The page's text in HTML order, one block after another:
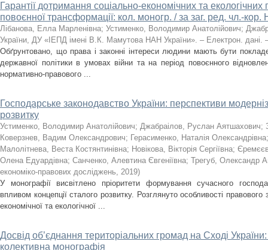
Гарантії дотримання соціально-економічних та
повоєнної трансформації: кол. моногр. / за заг. ред. чл.-
Лібанова, Елла Марленівна; Устименко, Володимир Анатолійович;
України, ДУ «ІЕПД імені В.К. Мамутова НАН України». – Електрон. дані.
Обґрунтовано, що права і законні інтереси людини мають бути
державної політики в умовах війни та на період повоєнного
нормативно-правового ...
Господарське законодавство України: перспективи
розвитку
Устименко, Володимир Анатолійович; Джабраілов, Руслан Аятшахович;
Коверзнев, Вадим Олександрович; Герасименко, Наталія Олександрівна
Малолітнева, Веста Костянтинівна; Новікова, Вікторія Сергіївна;
Олена Едуардівна; Санченко, Алевтина Євгеніївна; Трегуб, Олександр
економіко-правових досліджень, 2019)
У монографії висвітлено пріоритети формування сучасного
впливом концепції сталого розвитку. Розглянуто особливості
економічної та екологічної ...
Досвід об’єднання територіальних громад на Сході
колективна монографія